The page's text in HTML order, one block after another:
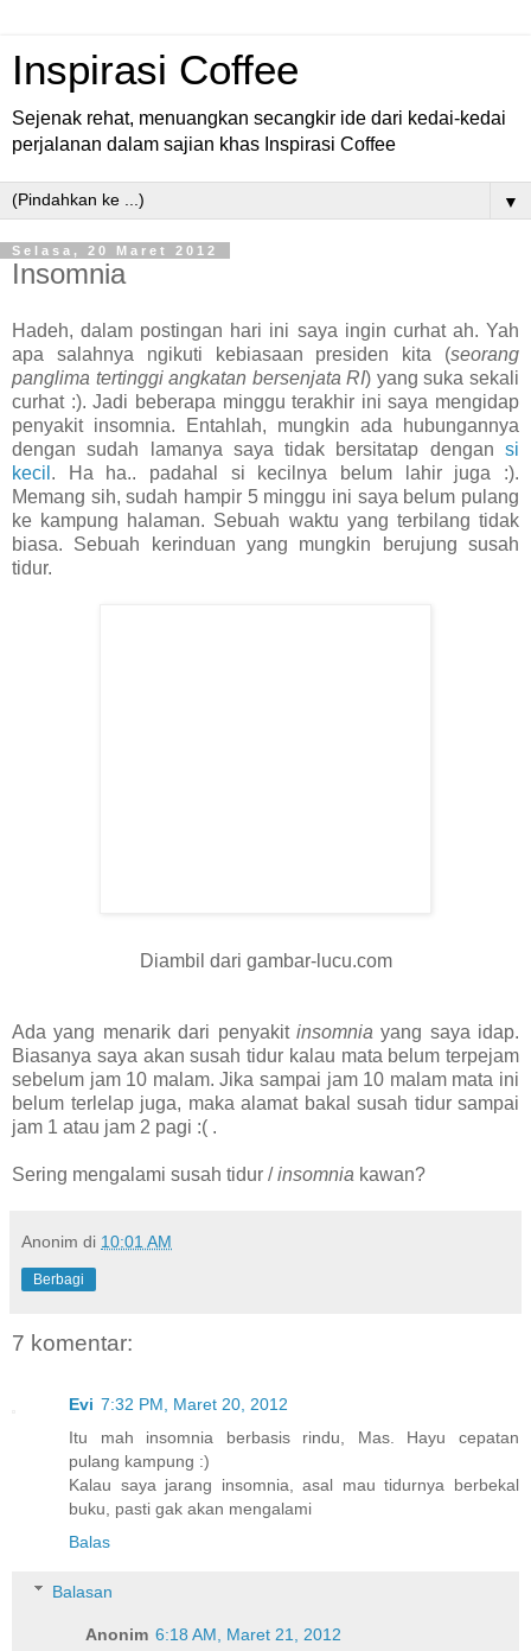
Inspirasi Coffee
Sejenak rehat, menuangkan secangkir ide dari kedai-kedai
perjalanan dalam sajian khas Inspirasi Coffee
▼
Selasa, 20 Maret 2012
Insomnia
Hadeh, dalam postingan hari ini saya ingin curhat ah. Yah
apa salahnya ngikuti kebiasaan presiden kita (seorang
panglima tertinggi angkatan bersenjata RI) yang suka sekali
curhat :). Jadi beberapa minggu terakhir ini saya mengidap
penyakit insomnia. Entahlah, mungkin ada hubungannya
dengan sudah lamanya saya tidak bersitatap dengan si
kecil . Ha ha.. padahal si kecilnya belum lahir juga :).
Memang sih, sudah hampir 5 minggu ini saya belum pulang
ke kampung halaman. Sebuah waktu yang terbilang tidak
biasa. Sebuah kerinduan yang mungkin berujung susah
tidur.
Diambil dari gambar-lucu.com
Ada yang menarik dari penyakit insomnia yang saya idap.
Biasanya saya akan susah tidur kalau mata belum terpejam
sebelum jam 10 malam. Jika sampai jam 10 malam mata ini
belum terlelap juga, maka alamat bakal susah tidur sampai
jam 1 atau jam 2 pagi :( .
Sering mengalami susah tidur /insomnia kawan?
Anonim di 10:01 AM
Berbagi
7 komentar:
Evi 7:32 PM, Maret 20, 2012
Itu mah insomnia berbasis rindu, Mas. Hayu cepatan
pulang kampung :)
Kalau saya jarang insomnia, asal mau tidurnya berbekal
buku, pasti gak akan mengalami
Balas
Balasan
Anonim 6:18 AM, Maret 21, 2012